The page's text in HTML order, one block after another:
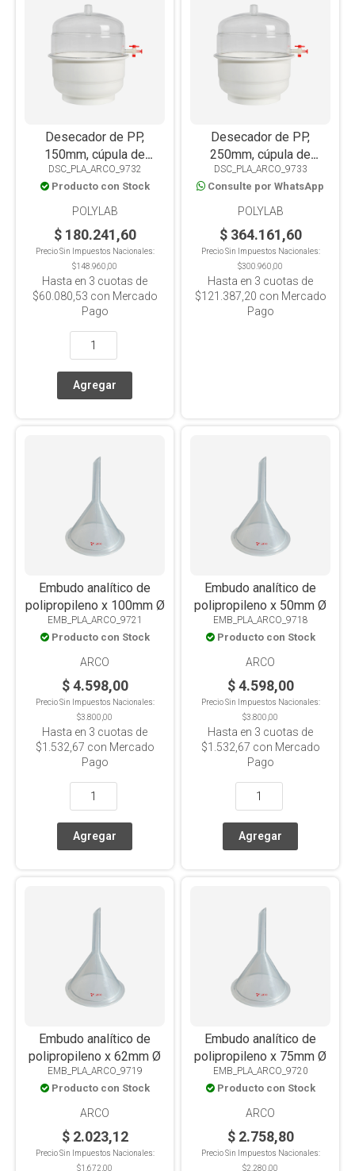
Desecador de PP,
150mm, cúpula de
policarbonato,
autoclavable
DSC_PLA_ARCO_9732
Producto con Stock
POLYLAB
$ 180.241,60
Precio Sin Impuestos Nacionales:
$148.960,00
Hasta en 3 cuotas de
$60.080,53 con Mercado
Pago
Desecador de PP,
250mm, cúpula de
policarbonato,
autoclavable
DSC_PLA_ARCO_9733
Consulte por WhatsApp
POLYLAB
$ 364.161,60
Precio Sin Impuestos Nacionales:
$300.960,00
Hasta en 3 cuotas de
$121.387,20 con Mercado
Pago
Embudo analítico de
polipropileno x 100mm Ø
EMB_PLA_ARCO_9721
Producto con Stock
ARCO
$ 4.598,00
Precio Sin Impuestos Nacionales:
$3.800,00
Hasta en 3 cuotas de
$1.532,67 con Mercado
Pago
Embudo analítico de
polipropileno x 50mm Ø
EMB_PLA_ARCO_9718
Producto con Stock
ARCO
$ 4.598,00
Precio Sin Impuestos Nacionales:
$3.800,00
Hasta en 3 cuotas de
$1.532,67 con Mercado
Pago
Embudo analítico de
polipropileno x 62mm Ø
EMB_PLA_ARCO_9719
Producto con Stock
ARCO
$ 2.023,12
Precio Sin Impuestos Nacionales:
$1.672,00
Embudo analítico de
polipropileno x 75mm Ø
EMB_PLA_ARCO_9720
Producto con Stock
ARCO
$ 2.758,80
Precio Sin Impuestos Nacionales:
$2.280,00